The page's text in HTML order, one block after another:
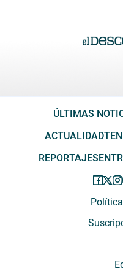
ÚLTIMAS
ACTUALIDAD
REPORTAJES